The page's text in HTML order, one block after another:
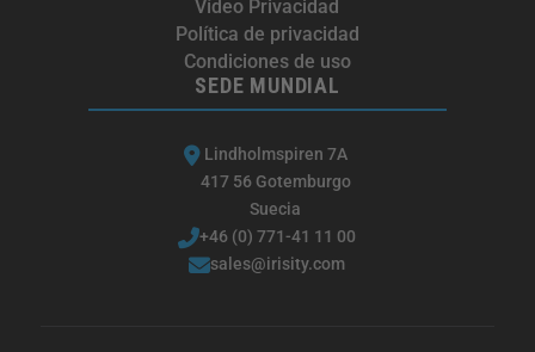
Vídeo Privacidad
Política de privacidad
Condiciones de uso
SEDE MUNDIAL
Lindholmspiren 7A
417 56 Gotemburgo
Suecia
+46 (0) 771-41 11 00
sales@irisity.com